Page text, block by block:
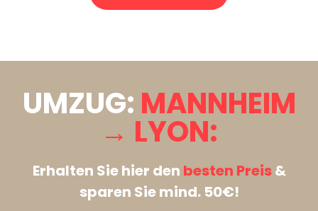
UMZUG: MANNHEIM
→ LYON:
Erhalten Sie hier den besten Preis&
sparen Sie mind. 50€!